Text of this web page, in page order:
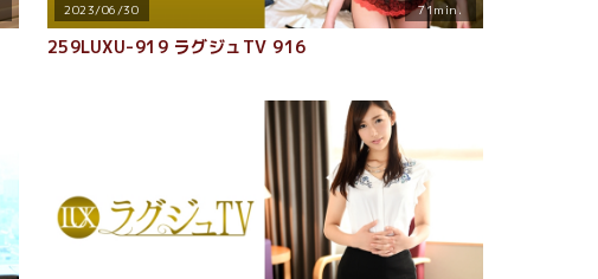
2023/06/30 71min.
259LUXU-919 ラグジュTV 916